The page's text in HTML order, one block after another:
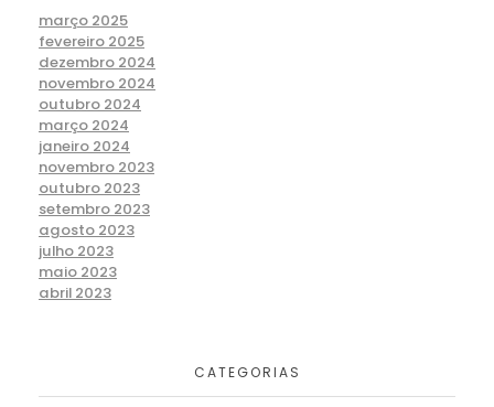
março 2025
fevereiro 2025
dezembro 2024
novembro 2024
outubro 2024
março 2024
janeiro 2024
novembro 2023
outubro 2023
setembro 2023
agosto 2023
julho 2023
maio 2023
abril 2023
CATEGORIAS